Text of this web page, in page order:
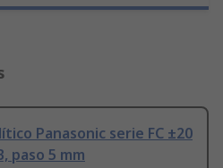
Panasonic serie FC ±20
paso 5 mm